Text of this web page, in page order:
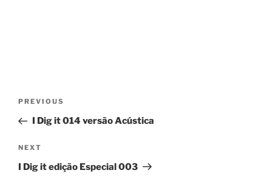
Previous
Post
PREVIOUS
I Dig it 014 versão Acústica
Next
Post
NEXT
I Dig it edição Especial 003